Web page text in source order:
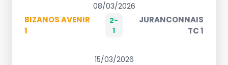
08/03/2026
BIZANOS AVENIR
1
2-
1
JURANCONNAIS
TC 1
15/03/2026